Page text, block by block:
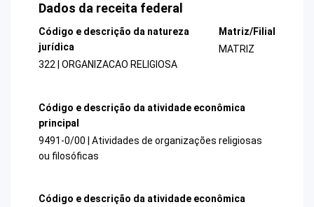
Dados da receita federal
Código e descrição da natureza
jurídica
322 | ORGANIZACAO RELIGIOSA
Matriz/Filial
MATRIZ
Código e descrição da atividade econômica
principal
9491-0/00 | Atividades de organizações religiosas
ou filosóficas
Código e descrição da atividade econômica